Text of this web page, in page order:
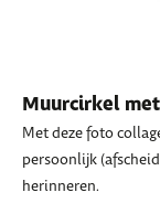
Muurcirkel
Met deze foto
persoonlijk
herinneren.